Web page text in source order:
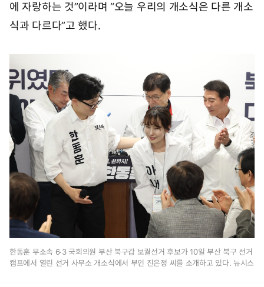
에 자랑하는 것”이라며 “오늘 우리의 개소식은 다른 개소
식과 다르다”고 했다.
한동훈 무소속 6·3 국회의원 부산 북구갑 보궐선거 후보가 10일 부산 북구 선거
캠프에서 열린 선거 사무소 개소식에서 부인 진은정 씨를 소개하고 있다. 뉴시스